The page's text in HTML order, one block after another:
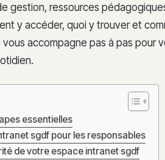
gestion, ressources
y accéder, quoi y trouver et
accompagne pas à pas pour
essentielles
sgdf pour les responsables
de votre espace intranet sgdf